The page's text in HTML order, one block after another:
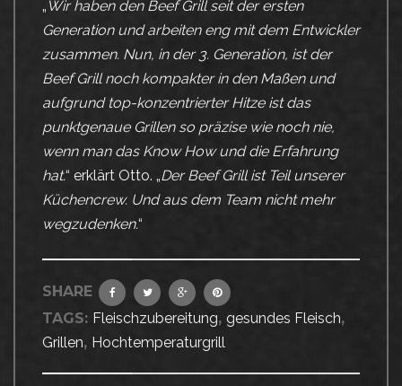
„ Wir haben den Beef Grill seit der ersten
Generation und arbeiten eng mit dem Entwickler
zusammen. Nun, in der 3. Generation, ist der
Beef Grill noch kompakter in den Maßen und
aufgrund top-konzentrierter Hitze ist das
punktgenaue Grillen so präzise wie noch nie,
wenn man das Know How und die Erfahrung
hat.“ erklärt Otto. „Der Beef Grill ist Teil unserer
Küchencrew. Und aus dem Team nicht mehr
wegzudenken.“
SHARE
TAGS: Fleischzubereitung, gesundes Fleisch,
Grillen, Hochtemperaturgrill